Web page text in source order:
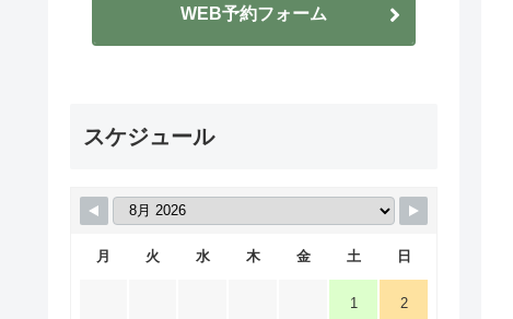
WEB予約フォーム
スケジュール
月 火 水 木 金 土 日
1 2